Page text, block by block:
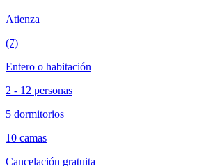
Atienza
(7)
Entero o habitación
2 - 12 personas
5 dormitorios
10 camas
Cancelación gratuita